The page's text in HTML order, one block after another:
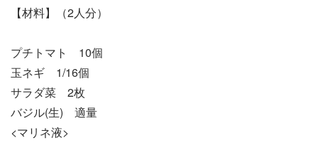
【材料】（2人分）
プチトマト 10個
玉ネギ 1/16個
サラダ菜 2枚
バジル(生) 適量
<マリネ液>